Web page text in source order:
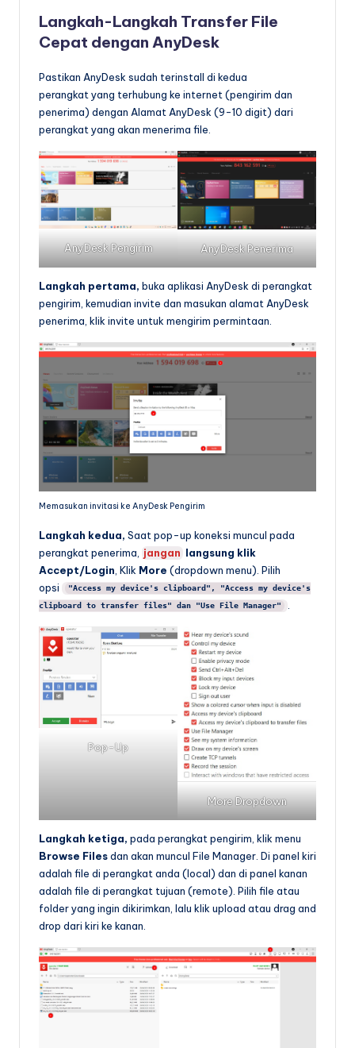
Langkah-Langkah Transfer File
Cepat dengan AnyDesk
Pastikan AnyDesk sudah terinstall di kedua
perangkat yang terhubung ke internet (pengirim dan
penerima) dengan Alamat AnyDesk (9-10 digit) dari
perangkat yang akan menerima file.
AnyDesk Pengirim AnyDesk Penerima
Langkah pertama, buka aplikasi AnyDesk di perangkat
pengirim, kemudian invite dan masukan alamat AnyDesk
penerima, klik invite untuk mengirim permintaan.
Memasukan invitasi ke AnyDesk Pengirim
Langkah kedua, Saat pop-up koneksi muncul pada
perangkat penerima,
jangan langsung klik
Accept/Login , Klik More (dropdown menu). Pilih
opsi
"Access my device's clipboard", "Access my device's
clipboard to transfer files" dan "Use File Manager"
Pop-Up
More Dropdown
Langkah ketiga, pada perangkat pengirim, klik menu
Browse Filesdan akan muncul File Manager. Di panel kiri
adalah file di perangkat anda (local) dan di panel kanan
adalah file di perangkat tujuan (remote). Pilih file atau
folder yang ingin dikirimkan, lalu klik upload atau drag and
drop dari kiri ke kanan.